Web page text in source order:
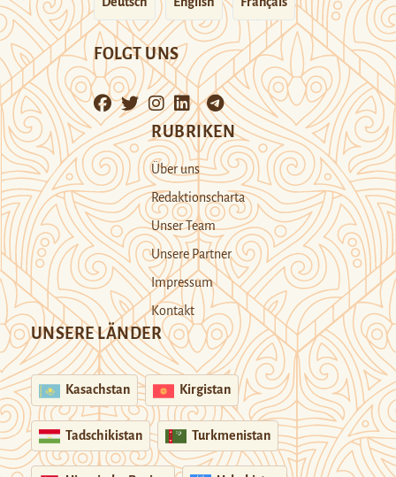
FOLGT UNS
RUBRIKEN
Über uns
Redaktionscharta
Unser Team
Unsere Partner
Impressum
Kontakt
UNSERE LÄNDER
Kasachstan Kirgistan
Tadschikistan Turkmenistan